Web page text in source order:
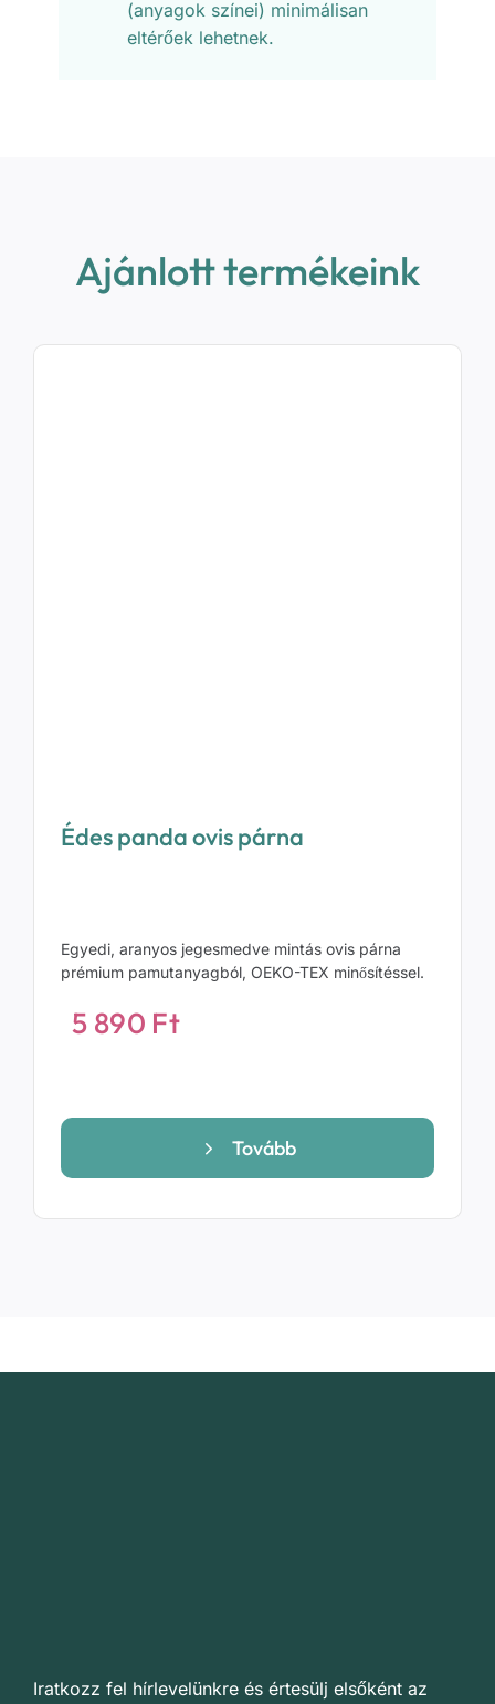
(anyagok színei) minimálisan
eltérőek lehetnek.
Ajánlott termékeink
Édes panda ovis párna
Egyedi, aranyos jegesmedve mintás ovis párna
prémium pamutanyagból, OEKO-TEX minősítéssel.
5 890 Ft
Tovább
Iratkozz fel hírlevelünkre és értesülj elsőként az